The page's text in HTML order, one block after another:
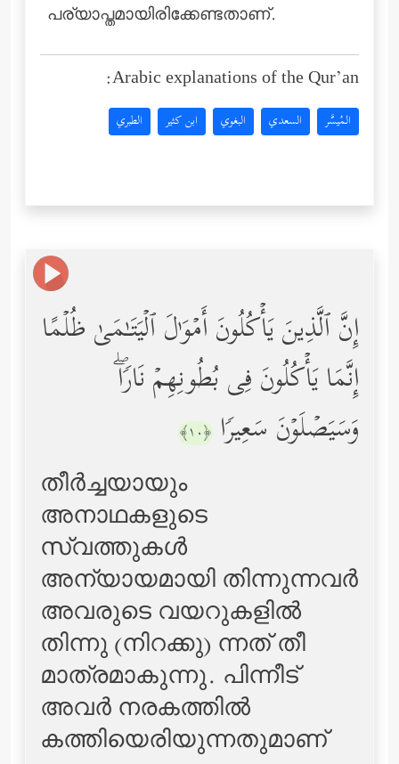
പര്യാപ്തമായിരിക്കേണ്ടതാണ്.
Arabic explanations of the Qur’an:
المُيسَّر السعدي البغوي ابن كثير الطبري
إِنَّ ٱلَّذِینَ یَأۡكُلُونَ أَمۡوَ ٰ⁠لَ ٱلۡیَتَـٰمَىٰ ظُلۡمًا
إِنَّمَا یَأۡكُلُونَ فِی بُطُونِهِمۡ نَارࣰاۖ
وَسَیَصۡلَوۡنَ سَعِیرࣰا ﴿١٠﴾
തീര്‍ച്ചയായും
അനാഥകളുടെ
സ്വത്തുകള്‍
അന്യായമായി തിന്നുന്നവര്‍
അവരുടെ വയറുകളില്‍
തിന്നു (നിറക്കു) ന്നത് തീ
മാത്രമാകുന്നു. പിന്നീട്
അവര്‍ നരകത്തില്‍
കത്തിയെരിയുന്നതുമാണ്‌